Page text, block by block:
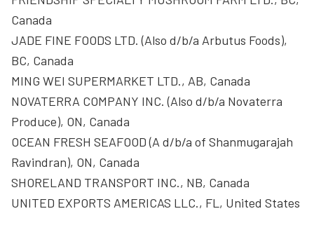
Canada
JADE FINE FOODS LTD. (Also d/b/a Arbutus Foods),
BC, Canada
MING WEI SUPERMARKET LTD., AB, Canada
NOVATERRA COMPANY INC. (Also d/b/a Novaterra
Produce), ON, Canada
OCEAN FRESH SEAFOOD (A d/b/a of Shanmugarajah
Ravindran), ON, Canada
SHORELAND TRANSPORT INC., NB, Canada
UNITED EXPORTS AMERICAS LLC., FL, United States